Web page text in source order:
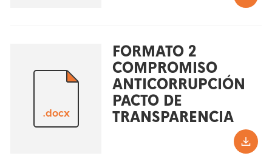
.docx
FORMATO 2
COMPROMISO
ANTICORRUPCIÓN
PACTO DE
TRANSPARENCIA